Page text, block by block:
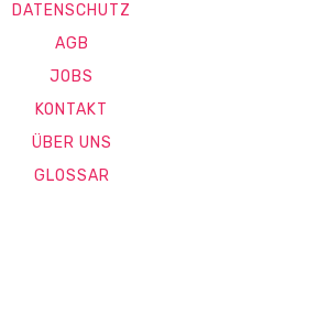
DATENSCHUTZ
AGB
JOBS
KONTAKT
ÜBER UNS
GLOSSAR